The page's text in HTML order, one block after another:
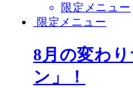
限定メニュー
限定メニュー
8月の変わ
ン」！